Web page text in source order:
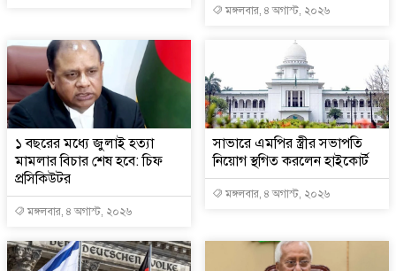
মঙ্গলবার, ৪ অগাস্ট, ২০২৬
১ বছরের মধ্যে জুলাই হত্যা
মামলার বিচার শেষ হবে: চিফ
প্রসিকিউটর
মঙ্গলবার, ৪ অগাস্ট, ২০২৬
সাভারে এমপির স্ত্রীর সভাপতি
নিয়োগ স্থগিত করলেন হাইকোর্ট
মঙ্গলবার, ৪ অগাস্ট, ২০২৬